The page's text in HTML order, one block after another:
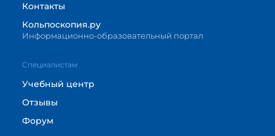
Контакты
Кольпоскопия.ру
Информационно-образовательный портал
Cпециалистам
Учебный центр
Отзывы
Форум